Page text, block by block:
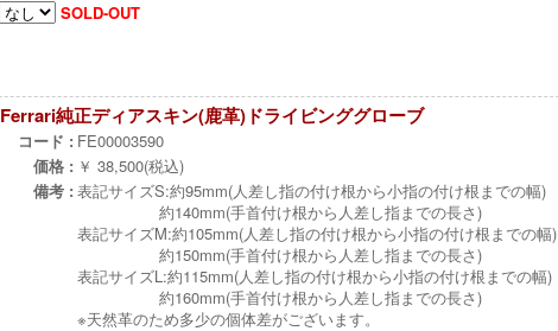
SOLD-OUT
Ferrari純正ディアスキン(鹿革)ドライビンググローブ
コード : FE00003590
価格 : ￥ 38,500(税込)
備考 : 表記サイズS:約95mm(人差し指の付け根から小指の付け根までの幅)
約140mm(手首付け根から人差し指までの長さ)
表記サイズM:約105mm(人差し指の付け根から小指の付け根までの幅)
約150mm(手首付け根から人差し指までの長さ)
表記サイズL:約115mm(人差し指の付け根から小指の付け根までの幅)
約160mm(手首付け根から人差し指までの長さ)
※天然革のため多少の個体差がございます。